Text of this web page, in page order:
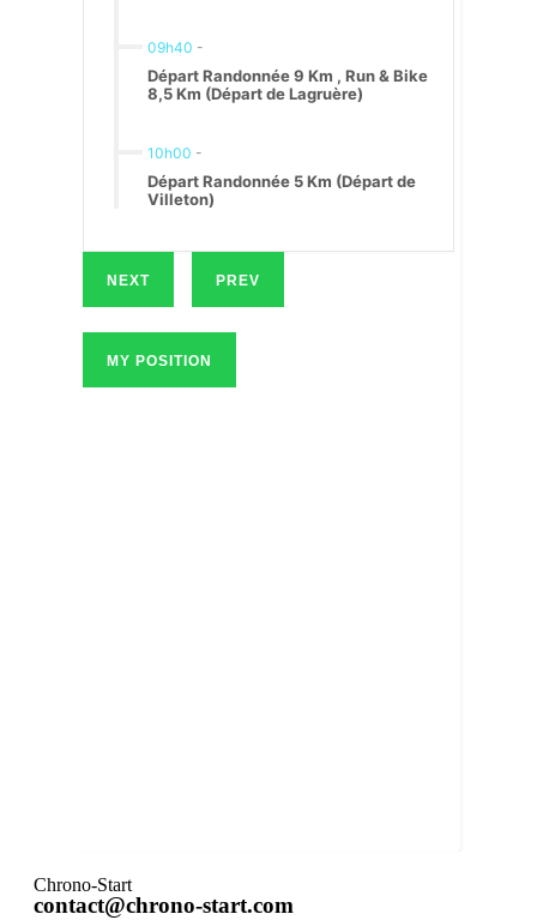
09h40 -
Départ Randonnée 9 Km , Run & Bike
8,5 Km (Départ de Lagruère)
10h00 -
Départ Randonnée 5 Km (Départ de
Villeton)
NEXT PREV
MY POSITION
Chrono-Start
contact@chrono-start.com